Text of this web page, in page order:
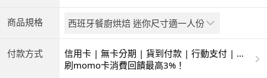
商品規格 西班牙餐廚烘焙 迷你尺寸適一人份
付款方式
信用卡 | 無卡分期 | 貨到付款 | 行動支付 | 超
商付款 | ATM | 銀聯卡
刷momo卡消費回饋最高3%！